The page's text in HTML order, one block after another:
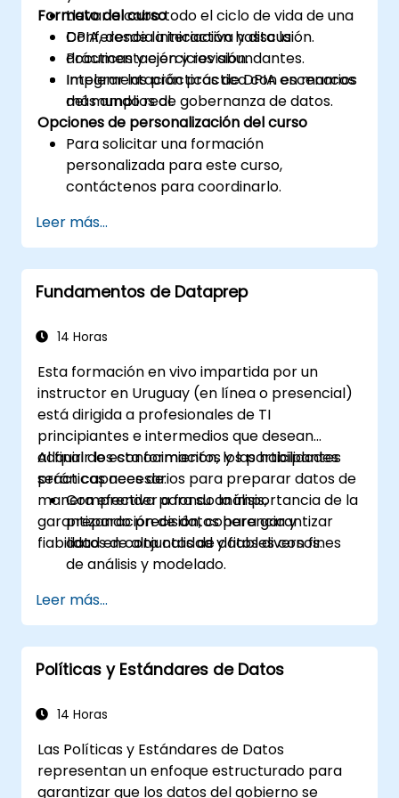
Llevar a cabo todo el ciclo de vida de una
DPIA, desde la iniciación hasta la
documentación y revisión.
Integrar las prácticas de DPIA en marcos
más amplios de gobernanza de datos.
Formato del curso
Conferencia interactiva y discusión.
Prácticas y ejercicios abundantes.
Implementación práctica con escenarios
del mundo real.
Opciones de personalización del curso
Para solicitar una formación
personalizada para este curso,
contáctenos para coordinarlo.
Leer más...
Fundamentos de Dataprep
14 Horas
Esta formación en vivo impartida por un
instructor en Uruguay (en línea o presencial)
está dirigida a profesionales de TI
principiantes e intermedios que desean
adquirir los conocimientos y las habilidades
prácticas necesarios para preparar datos de
manera efectiva para su análisis,
garantizando precisión, coherencia y
fiabilidad en conjuntos de datos diversos.
Al final de esta formación, los participantes
serán capaces de:
Comprender a fondo la importancia de la
preparación de datos para garantizar
datos de alta calidad y fiables con fines
de análisis y modelado.
técnicas de recopilación, limpieza,
transformación e integración de datos
mediante el uso de conjuntos de datos del
mundo real.
abordar eficazmente los desafíos,
relacionados con los datos.
Leer más...
Políticas y Estándares de Datos
14 Horas
Las Políticas y Estándares de Datos
representan un enfoque estructurado para
garantizar que los datos del gobierno se